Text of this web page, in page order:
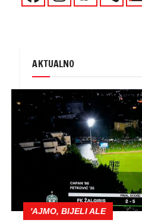
AKTUALNO
'AJMO, BIJELI ALE